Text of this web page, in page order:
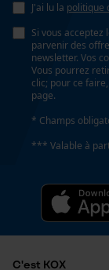
J'ai lu la politique
Si vous
parvenir des
newsletter. Vos
Vous pourrez
clic; pour ce
page.
* Champs
*** Valable à
C'est KOX